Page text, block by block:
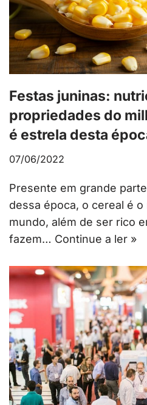
Festas juninas:
propriedades do
é estrela desta
07/06/2022
Presente em grande
dessa época, o cereal é
mundo, além de ser rico
fazem… Continue a ler »